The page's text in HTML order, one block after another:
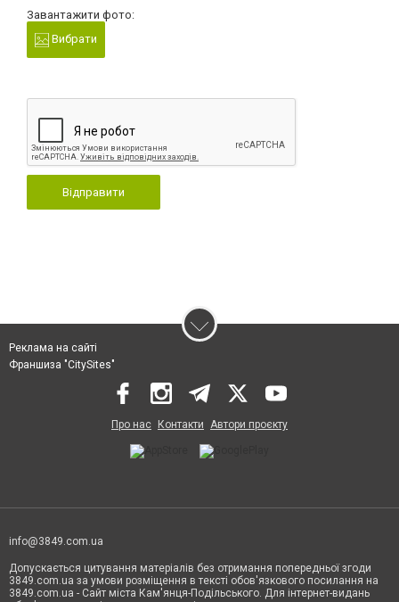
Завантажити фото:
Вибрати
Відправити
Реклама на сайті
Франшиза "CitySites"
Про нас Контакти Автори проєкту
info@3849.com.ua
Допускається цитування матеріалів без отримання попередньої згоди
3849.com.ua за умови розміщення в тексті обов'язкового посилання на
3849.com.ua - Сайт міста Кам'янця-Подільського. Для інтернет-видань